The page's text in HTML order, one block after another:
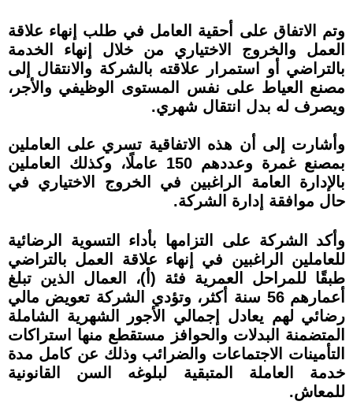
وتم الاتفاق على أحقية العامل في طلب إنهاء علاقة
العمل والخروج الاختياري من خلال إنهاء الخدمة
بالتراضي أو استمرار علاقته بالشركة والانتقال إلى
مصنع العياط على نفس المستوى الوظيفي والأجر،
ويصرف له بدل انتقال شهري.
وأشارت إلى أن هذه الاتفاقية تسري على العاملين
بمصنع غمرة وعددهم 150 عاملًا، وكذلك العاملين
بالإدارة العامة الراغبين في الخروج الاختياري في
حال موافقة إدارة الشركة.
وأكد الشركة على التزامها بأداء التسوية الرضائية
للعاملين الراغبين في إنهاء علاقة العمل بالتراضي
طبقًا للمراحل العمرية فئة (أ)، العمال الذين تبلغ
أعمارهم 56 سنة أكثر، وتؤدي الشركة تعويض مالي
رضائي لهم يعادل إجمالي الأجور الشهرية الشاملة
المتضمنة البدلات والحوافز مستقطع منها استراكات
التأمينات الاجتماعات والضرائب وذلك عن كامل مدة
خدمة العاملة المتبقية لبلوغه السن القانونية
للمعاش.